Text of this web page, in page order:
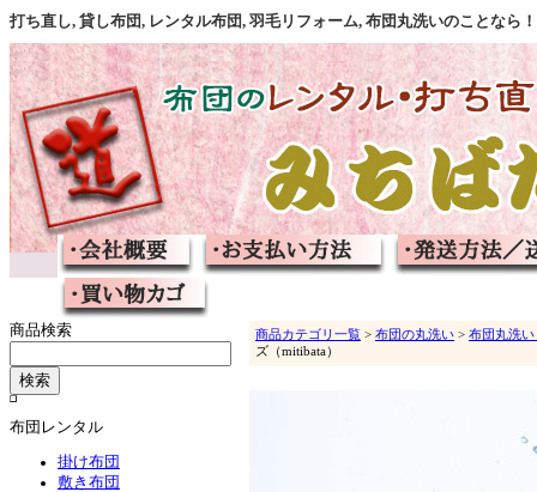
打ち直し, 貸し布団, レンタル布団, 羽毛リフォーム, 布団丸洗いのことな
商品検索
布団レンタル
掛け布団
敷き布団
商品カテゴリ一覧 > 布団の丸洗い > 布団丸洗
ズ（mitibata）